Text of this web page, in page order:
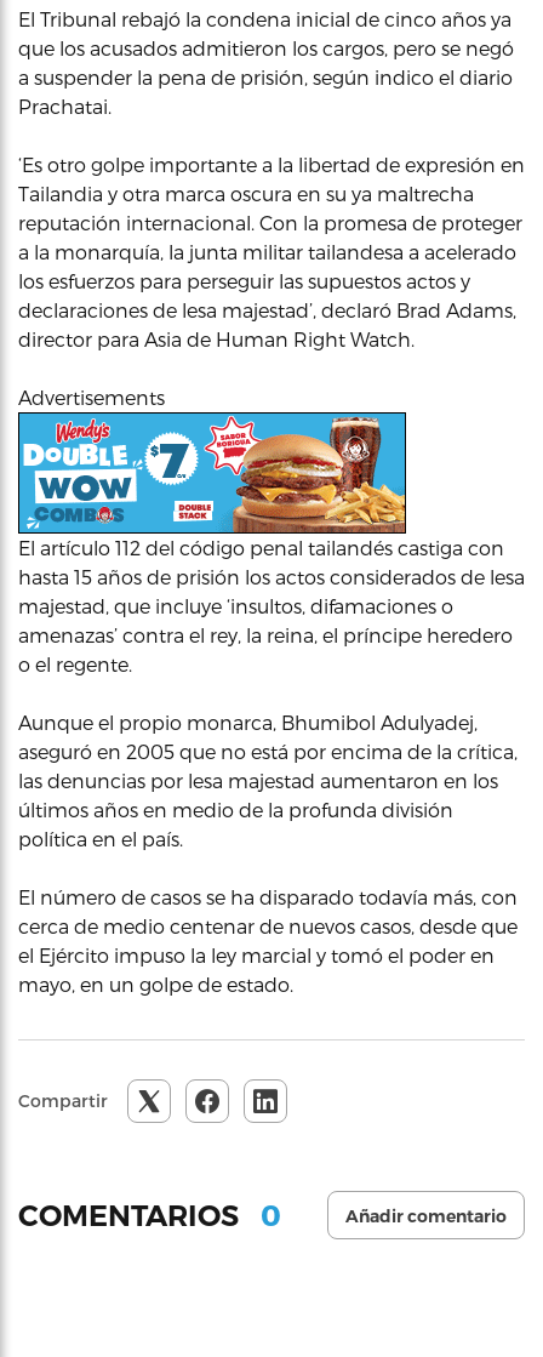
El Tribunal rebajó la condena inicial de cinco años ya
que los acusados admitieron los cargos, pero se negó
a suspender la pena de prisión, según indico el diario
Prachatai.
‘Es otro golpe importante a la libertad de expresión en
Tailandia y otra marca oscura en su ya maltrecha
reputación internacional. Con la promesa de proteger
a la monarquía, la junta militar tailandesa a acelerado
los esfuerzos para perseguir las supuestos actos y
declaraciones de lesa majestad’, declaró Brad Adams,
director para Asia de Human Right Watch.
Advertisements
El artículo 112 del código penal tailandés castiga con
hasta 15 años de prisión los actos considerados de lesa
majestad, que incluye ‘insultos, difamaciones o
amenazas’ contra el rey, la reina, el príncipe heredero
o el regente.
Aunque el propio monarca, Bhumibol Adulyadej,
aseguró en 2005 que no está por encima de la crítica,
las denuncias por lesa majestad aumentaron en los
últimos años en medio de la profunda división
política en el país.
El número de casos se ha disparado todavía más, con
cerca de medio centenar de nuevos casos, desde que
el Ejército impuso la ley marcial y tomó el poder en
mayo, en un golpe de estado.
Compartir
COMENTARIOS 0 Añadir comentario